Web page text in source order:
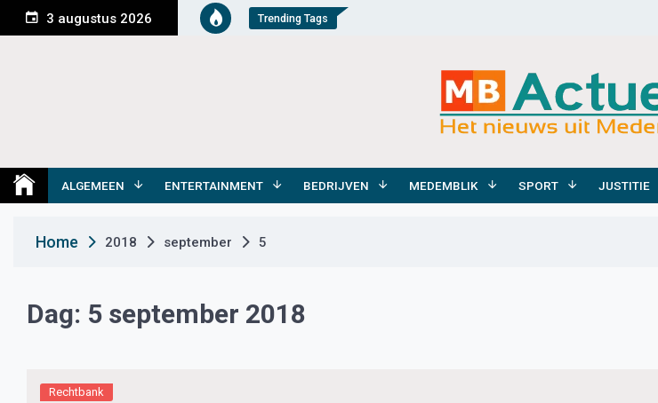
n
e
3 augustus 2026 Trending Tags
Medemblik Actueel
ALGEMEEN ENTERTAINMENT BEDRIJVEN MEDEMBLIK SPORT JUSTITIE
Home 2018 september 5
Dag: 5 september 2018
Rechtbank